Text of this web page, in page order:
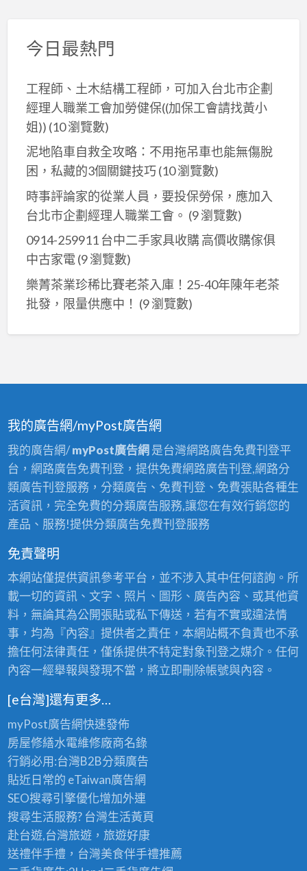
今日最熱門
工程師、土木結構工程師，可加入台北市企劃
經理人職業工會加勞健保((加保工會請找黃小
姐)) (10 瀏覽數)
泥地陷車自救全攻略：不用拖吊車也能無傷脫
困，私藏的3個關鍵技巧(10 瀏覽數)
時事評論家的從業人員，要投保勞保，應加入
台北市企劃經理人職業工會。 (9 瀏覽數)
0914-259911 台中二手家具收購 高價收購傢俱
中古家電(9 瀏覽數)
樂菁茶業珍稀比賽老茶入庫！25-40年陳年老茶
批發，限量供應中！ (9 瀏覽數)
我的廣告網/myPost廣告網
我的廣告網/myPost廣告網是台灣網路廣告免費刊登平
台，網路廣告免費刊登，提供免費網路廣告刊登,網路分
類廣告刊登服務，分類廣告、免費刊登、免費張貼各種生
活資訊，完全免費的分類廣告服務,讓您在有效行銷您的
產品、服務!提供分類廣告免費刊登服務
免責聲明
本網站僅提供資訊參考平台，並不涉入其中任何諮詢。所
載一切的資訊、文字、照片、圖形、廣告內容、或其他資
料，無論其為公開張貼或私下傳送，若有不實或違法情
事，均為『內容』提供者之責任，本網站概不負責也不承
擔任何法律責任，僅係提供不特定對象刊登之媒介。任何
內容一經舉報與發現不當，將立即刪除帳號與內容。
[e台灣]還有更多…
myPost廣告網快速發佈
房屋修繕水電維修廠商名錄
行銷必用:台灣B2B分類廣告
貼近日常的 eTaiwan廣告網
SEO搜尋引擎優化增加外連
搜尋生活服務? 台灣生活黃頁
赴台遊,台灣旅遊，旅遊好康
送禮伴手禮，台灣美食伴手禮推薦